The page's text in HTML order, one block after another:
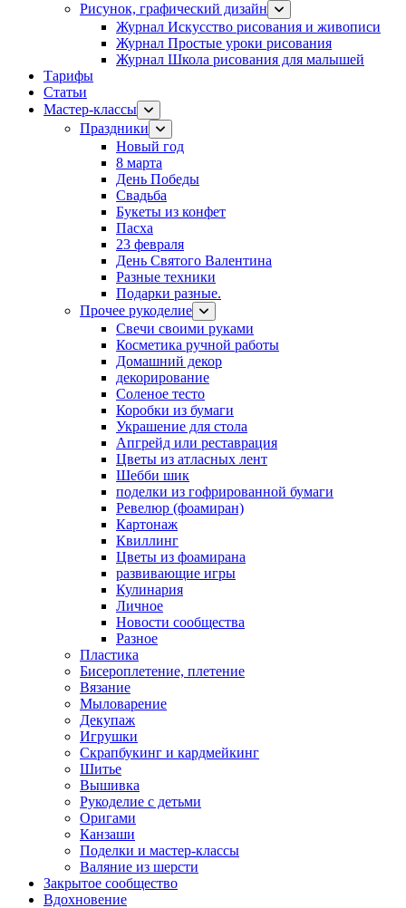
Рисунок, графический дизайн
Журнал Искусство рисования и живописи
Журнал Простые уроки рисования
Журнал Школа рисования для малышей
Тарифы
Статьи
Мастер-классы
Праздники
Новый год
8 марта
День Победы
Свадьба
Букеты из конфет
Пасха
23 февраля
День Святого Валентина
Разные техники
Подарки разные.
Прочее рукоделие
Свечи своими руками
Косметика ручной работы
Домашний декор
декорирование
Соленое тесто
Коробки из бумаги
Украшение для стола
Апгрейд или реставрация
Цветы из атласных лент
Шебби шик
поделки из гофрированной бумаги
Ревелюр (фоамиран)
Картонаж
Квиллинг
Цветы из фоамирана
развивающие игры
Кулинария
Личное
Новости сообщества
Разное
Пластика
Бисероплетение, плетение
Вязание
Мыловарение
Декупаж
Игрушки
Скрапбукинг и кардмейкинг
Шитье
Вышивка
Рукоделие с детьми
Оригами
Канзаши
Поделки и мастер-классы
Валяние из шерсти
Закрытое сообщество
Вдохновение